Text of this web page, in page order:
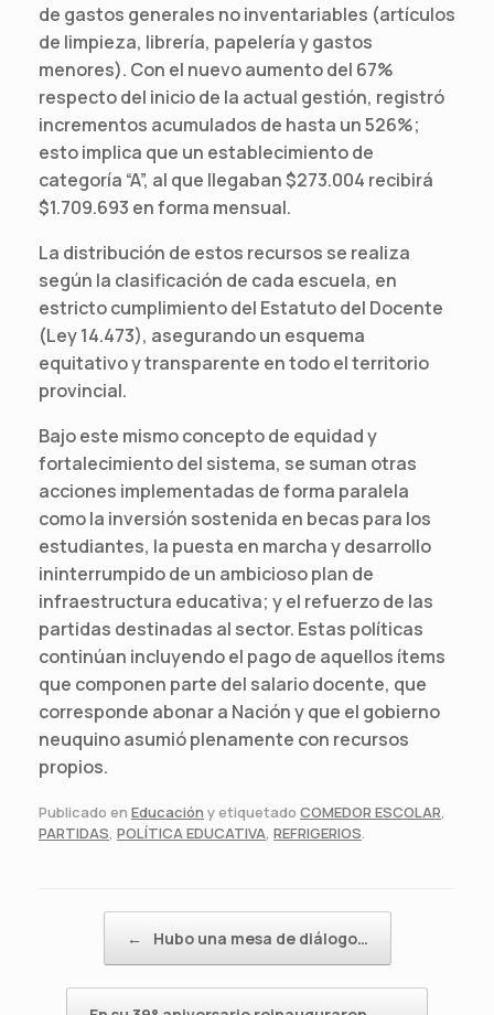
de gastos generales no inventariables (artículos
de limpieza, librería, papelería y gastos
menores). Con el nuevo aumento del 67%
respecto del inicio de la actual gestión, registró
incrementos acumulados de hasta un 526%;
esto implica que un establecimiento de
categoría “A”, al que llegaban $273.004 recibirá
$1.709.693 en forma mensual.
La distribución de estos recursos se realiza
según la clasificación de cada escuela, en
estricto cumplimiento del Estatuto del Docente
(Ley 14.473), asegurando un esquema
equitativo y transparente en todo el territorio
provincial.
Bajo este mismo concepto de equidad y
fortalecimiento del sistema, se suman otras
acciones implementadas de forma paralela
como la inversión sostenida en becas para los
estudiantes, la puesta en marcha y desarrollo
ininterrumpido de un ambicioso plan de
infraestructura educativa; y el refuerzo de las
partidas destinadas al sector. Estas políticas
continúan incluyendo el pago de aquellos ítems
que componen parte del salario docente, que
corresponde abonar a Nación y que el gobierno
neuquino asumió plenamente con recursos
propios.
Publicado en Educación y etiquetado COMEDOR ESCOLAR,
PARTIDAS, POLÍTICA EDUCATIVA, REFRIGERIOS.
← Hubo una mesa de diálogo…